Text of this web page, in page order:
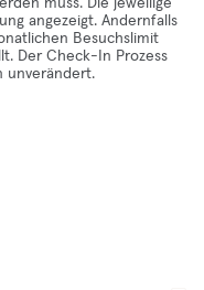
muss. Die jeweilige
angezeigt. Andernfalls
Besuchslimit
Der Check-In Prozess
unverändert.